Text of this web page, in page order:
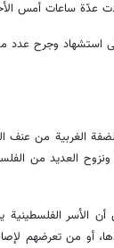
عدّة ساعات أمس
استشهاد وجرح عدد
الغربية من عنف
العديد من
الأسر الفلسطينية
أو من تعرضهم